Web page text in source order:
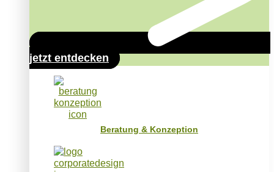
jetzt entdecken
Beratung & Konzeption